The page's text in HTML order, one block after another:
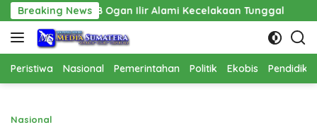
Langsung
ke
konten
Breaking News
Ogan Ilir Alami Kecelakaan Tunggal Pembangunan
Peristiwa Nasional Pemerintahan Politik Ekobis
Nasional